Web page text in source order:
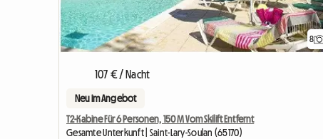
8
107 € / Nacht
Neu im Angebot
T2-Kabine Für 6 Personen, 150 M Vom Skilift Entfernt
Gesamte Unterkunft | Saint-Lary-Soulan (65170)